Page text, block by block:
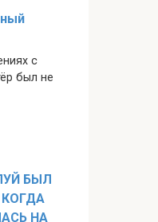
с
был не
БЫЛ
НА